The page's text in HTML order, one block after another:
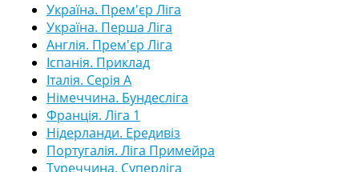
Україна. Прем'єр Ліга
Україна. Перша Ліга
Англія. Прем'єр Ліга
Іспанія. Приклад
Італія. Серія А
Німеччина. Бундесліга
Франція. Ліга 1
Нідерланди. Ередивіз
Португалія. Ліга Примейра
Туреччина. Суперліга